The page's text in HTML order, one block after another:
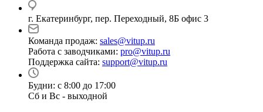
г. Екатеринбург, пер. Переходный, 8Б офис 3
Команда продаж: sales@vitup.ru
Работа с заводчиками: pro@vitup.ru
Поддержка сайта: support@vitup.ru
Будни: с 8:00 до 17:00
Сб и Вс - выходной